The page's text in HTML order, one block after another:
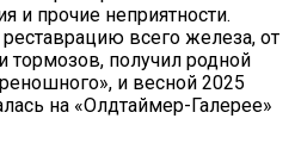
и прочие неприятности.
всего железа, от
получил родной
и весной 2025
на «Олдтаймер-Галерее»